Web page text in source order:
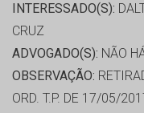
INTERESSADO(S):
CRUZ
ADVOGADO(S): NÃO
OBSERVAÇÃO:
ORD. T.P. DE 17/05/